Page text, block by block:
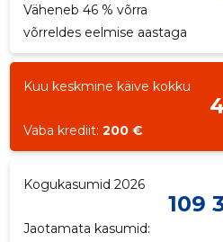
Väheneb 46 % võrra
võrreldes eelmise aastaga
Kuu keskmine käive kokku
Vaba krediit:200 €
Kogukasumid 2026
109
Jaotamata kasumid: